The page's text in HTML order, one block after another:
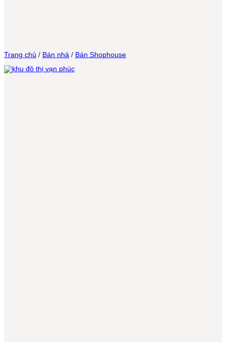
Trang chủ / Bán nhà / Bán Shophouse